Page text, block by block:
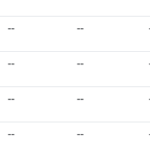
-- --
-- --
-- --
-- --